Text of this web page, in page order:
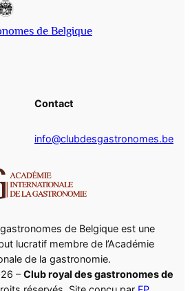
de Belgique
Contact
info@clubdesgastronomes.be
de Belgique est une
lucratif membre de l’Académie
de la gastronomie.
–Club royal des gastronomes de